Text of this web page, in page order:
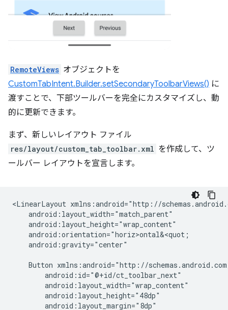
RemoteViews オブジェクトを
CustomTabIntent.Builder.setSecondaryToolbarViews() に
渡すことで、下部ツールバーを完全にカスタマイズし、動
的に更新できます。
まず、新しいレイアウト ファイル
res/layout/custom_tab_toolbar.xml を作成して、ツ
ールバー レイアウトを宣言します。
<LinearLayout
android:gravity="center"
Button